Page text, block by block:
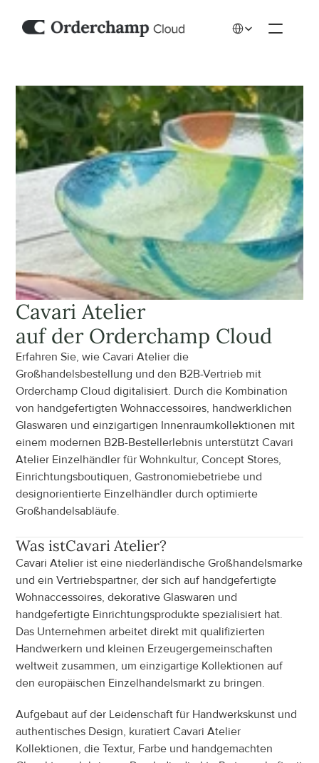
Cavari Atelier
auf der Orderchamp Cloud
Erfahren Sie, wie Cavari Atelier die
Großhandelsbestellung und den B2B-Vertrieb mit
Orderchamp Cloud digitalisiert. Durch die Kombination
von handgefertigten Wohnaccessoires, handwerklichen
Glaswaren und einzigartigen Innenraumkollektionen mit
einem modernen B2B-Bestellerlebnis unterstützt Cavari
Atelier Einzelhändler für Wohnkultur, Concept Stores,
Einrichtungsboutiquen, Gastronomiebetriebe und
designorientierte Einzelhändler durch optimierte
Großhandelsabläufe.
Was istCavari Atelier?
Cavari Atelier ist eine niederländische Großhandelsmarke
und ein Vertriebspartner, der sich auf handgefertigte
Wohnaccessoires, dekorative Glaswaren und
handgefertigte Einrichtungsprodukte spezialisiert hat.
Das Unternehmen arbeitet direkt mit qualifizierten
Handwerkern und kleinen Erzeugergemeinschaften
weltweit zusammen, um einzigartige Kollektionen auf
den europäischen Einzelhandelsmarkt zu bringen.
Aufgebaut auf der Leidenschaft für Handwerkskunst und
authentisches Design, kuratiert Cavari Atelier
Kollektionen, die Textur, Farbe und handgemachten